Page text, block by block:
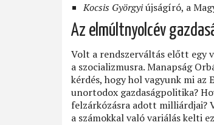
Kocsis Györgyiújságíró, a
Az elmúltnyolcév
Volt a rendszerváltás előtt egy
a szocializmusra. Manapság
kérdés, hogy hol vagyunk mi az
unortodox gazdaságpolitika?
felzárkózásra adott milliárdjai?
a számokkal való variálás kelti